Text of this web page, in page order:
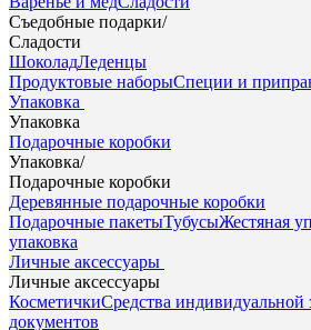
Съедобные подарки/
Сладости
ШоколадЛеденцы
Продуктовые наборыСпеции и
Упаковка
Упаковка
Подарочные коробки
Упаковка/
Подарочные коробки
Деревянные подарочные коробки
Подарочные пакетыТубусыЖестяная
упаковка
Личные аксессуары
Личные аксессуары
КосметичкиСредства
документов